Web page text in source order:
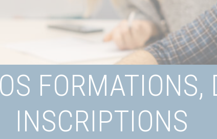
FORMATIONS,
INSCRIPTIONS